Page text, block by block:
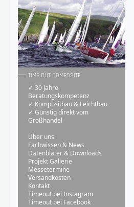
TIME OUT COMPOSITE
✓ 30 Jahre
Beratungskompetenz
✓ Kompositbau & Leichtbau
✓ Günstig direkt vom
Großhandel
Über uns
Fachwissen & News
Datenbläter & Downloads
Projekt Gallerie
Messetermine
Versandkosten
Kontakt
Timeout bei Instagram
Timeout bei Facebook